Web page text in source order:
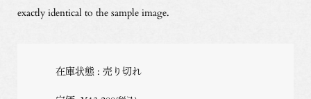
exactly identical to the sample image.
在庫状態 : 売り切れ